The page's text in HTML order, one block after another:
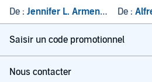
De : Jennifer L. Armentrout
De :
Saisir un code promotionnel
Nous contacter